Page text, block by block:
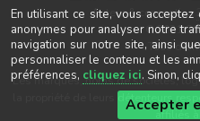
Auteur & conception
© 2021-
Tous
Les marques, noms de sociétés,
la propriété de leurs détenteurs
affiliés à
En utilisant ce site, vous
anonymes pour analyser notre
navigation sur notre site, ainsi
personnaliser le contenu et les
préférences, cliquez ici. Sinon,
Accepter